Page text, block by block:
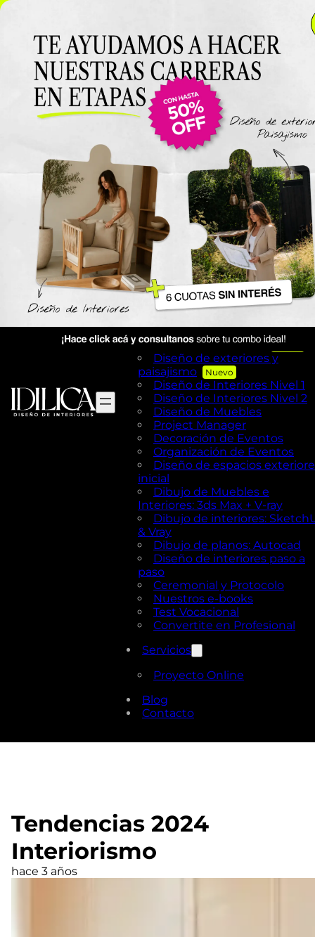
el curso acá!
Viajes
The New York Design
Carreras / Diplomaturas
Carrera de Diseño de
Exteriores y Paisajismo
Carrera en Diseño de
UTN
Carrera en Interiorismo UTN
Carrera de Organización y
Decoración de Eventos UTN
Cursos
AutoCAD en Diseño de
exteriores y Paisajismo
Diseño de exteriores y
paisajismo
Diseño de Interiores Nivel 1
Diseño de Interiores Nivel 2
Diseño de Muebles
Project Manager
Decoración de Eventos
Organización de Eventos
Diseño de espacios
inicial
Dibujo de Muebles e
Interiores: 3ds Max + V-ray
Dibujo de interiores:
& Vray
Dibujo de planos: Autocad
Diseño de interiores paso a
paso
Ceremonial y Protocolo
Nuestros e-books
Test Vocacional
Convertite en Profesional
Servicios
Proyecto Online
Blog
Contacto
Tendencias 2024
Interiorismo
hace 3 años